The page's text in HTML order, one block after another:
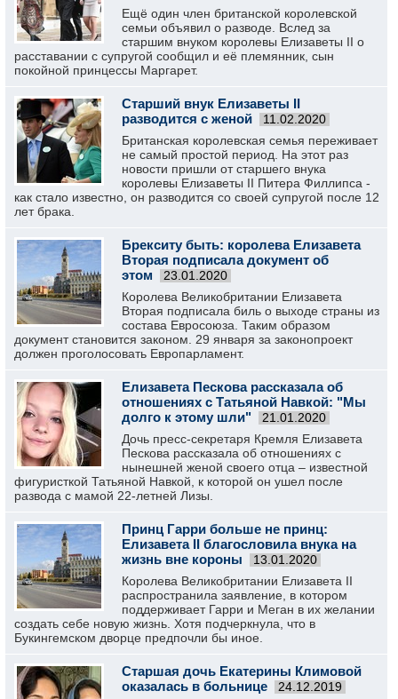
Ещё один член британской королевской
семьи объявил о разводе. Вслед за
старшим внуком королевы Елизаветы II о
расставании с супругой сообщил и её племянник, сын
покойной принцессы Маргарет.
Старший внук Елизаветы II
разводится с женой
11.02.2020
Британская королевская семья переживает
не самый простой период. На этот раз
новости пришли от старшего внука
королевы Елизаветы II Питера Филлипса -
как стало известно, он разводится со своей супругой после 12
лет брака.
Брекситу быть: королева Елизавета
Вторая подписала документ об
этом
23.01.2020
Королева Великобритании Елизавета
Вторая подписала биль о выходе страны из
состава Евросоюза. Таким образом
документ становится законом. 29 января за законопроект
должен проголосовать Европарламент.
Елизавета Пескова рассказала об
отношениях с Татьяной Навкой: "Мы
долго к этому шли"
21.01.2020
Дочь пресс-секретаря Кремля Елизавета
Пескова рассказала об отношениях с
нынешней женой своего отца – известной
фигуристкой Татьяной Навкой, к которой он ушел после
развода с мамой 22-летней Лизы.
Принц Гарри больше не принц:
Елизавета II благословила внука на
жизнь вне короны
13.01.2020
Королева Великобритании Елизавета II
распространила заявление, в котором
поддерживает Гарри и Меган в их желании
создать себе новую жизнь. Хотя подчеркнула, что в
Букингемском дворце предпочли бы иное.
Старшая дочь Екатерины Климовой
оказалась в больнице
24.12.2019